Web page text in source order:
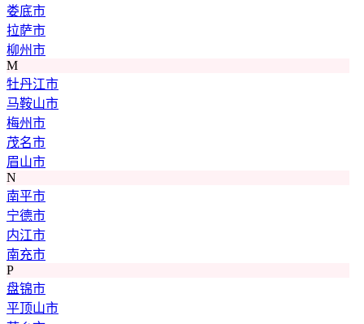
娄底市
拉萨市
柳州市
M
牡丹江市
马鞍山市
梅州市
茂名市
眉山市
N
南平市
宁德市
内江市
南充市
P
盘锦市
平顶山市